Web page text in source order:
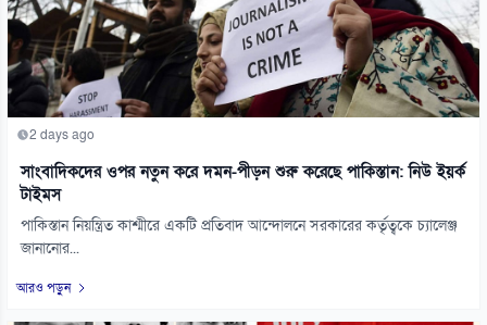
2 days ago
সাংবাদিকদের ওপর নতুন করে দমন-পীড়ন শুরু করেছে পাকিস্তান: নিউ ইয়র্ক
টাইমস
পাকিস্তান নিয়ন্ত্রিত কাশ্মীরে একটি প্রতিবাদ আন্দোলনে সরকারের কর্তৃত্বকে চ্যালেঞ্জ
জানানোর...
আরও পড়ুন